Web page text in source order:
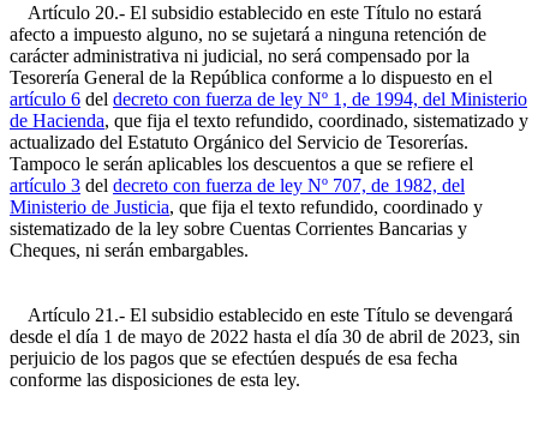
Artículo 20.- El subsidio establecido en este Título no estará
afecto a impuesto alguno, no se sujetará a ninguna retención de
carácter administrativa ni judicial, no será compensado por la
Tesorería General de la República conforme a lo dispuesto en el
artículo 6 del decreto con fuerza de ley Nº 1, de 1994, del Ministerio
de Hacienda, que fija el texto refundido, coordinado, sistematizado y
actualizado del Estatuto Orgánico del Servicio de Tesorerías.
Tampoco le serán aplicables los descuentos a que se refiere el
artículo 3 del decreto con fuerza de ley Nº 707, de 1982, del
Ministerio de Justicia, que fija el texto refundido, coordinado y
sistematizado de la ley sobre Cuentas Corrientes Bancarias y
Cheques, ni serán embargables.
Artículo 21.- El subsidio establecido en este Título se devengará
desde el día 1 de mayo de 2022 hasta el día 30 de abril de 2023, sin
perjuicio de los pagos que se efectúen después de esa fecha
conforme las disposiciones de esta ley.